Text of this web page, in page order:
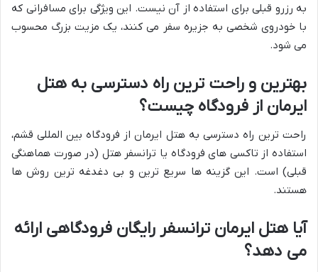
به رزرو قبلی برای استفاده از آن نیست. این ویژگی برای مسافرانی که
با خودروی شخصی به جزیره سفر می کنند، یک مزیت بزرگ محسوب
می شود.
بهترین و راحت ترین راه دسترسی به هتل
ایرمان از فرودگاه چیست؟
راحت ترین راه دسترسی به هتل ایرمان از فرودگاه بین المللی قشم،
استفاده از تاکسی های فرودگاه یا ترانسفر هتل (در صورت هماهنگی
قبلی) است. این گزینه ها سریع ترین و بی دغدغه ترین روش ها
هستند.
آیا هتل ایرمان ترانسفر رایگان فرودگاهی ارائه
می دهد؟